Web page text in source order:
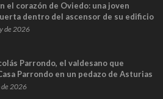
el corazón de Oviedo: una joven
dentro del ascensor de su edificio
captan sus últimos minutos
de 2026
Parrondo, el valdesano que
Parrondo en un pedazo de Asturias
de 2026